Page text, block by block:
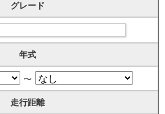
グレード
年式
〜
走行距離